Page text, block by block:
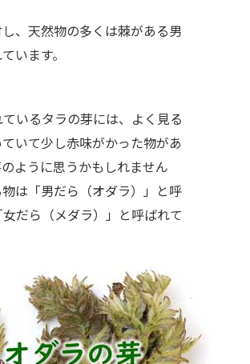
、天然物の多くは棘がある男
います。
いるタラの芽には、よく見る
いて少し赤味がかった物があ
ように思うかもしれません
は「男だら（オダラ）」と呼
だら（メダラ）」と呼ばれて